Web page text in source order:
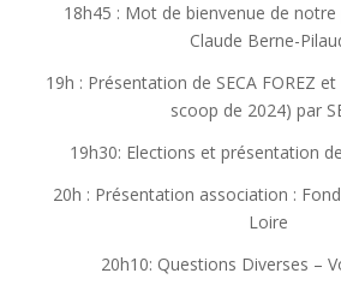
18h45 : Mot de bienvenue de
Claude Berne-
19h : Présentation de SECA FOREZ
scoop de 2024) par
19h30: Elections et présentation
20h : Présentation association :
Loire
20h10: Questions Diverses –